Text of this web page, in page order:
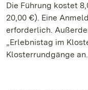
Die Führung kostet
20,00 €). Eine
erforderlich.
„Erlebnistag im
Klosterrundgänge an.